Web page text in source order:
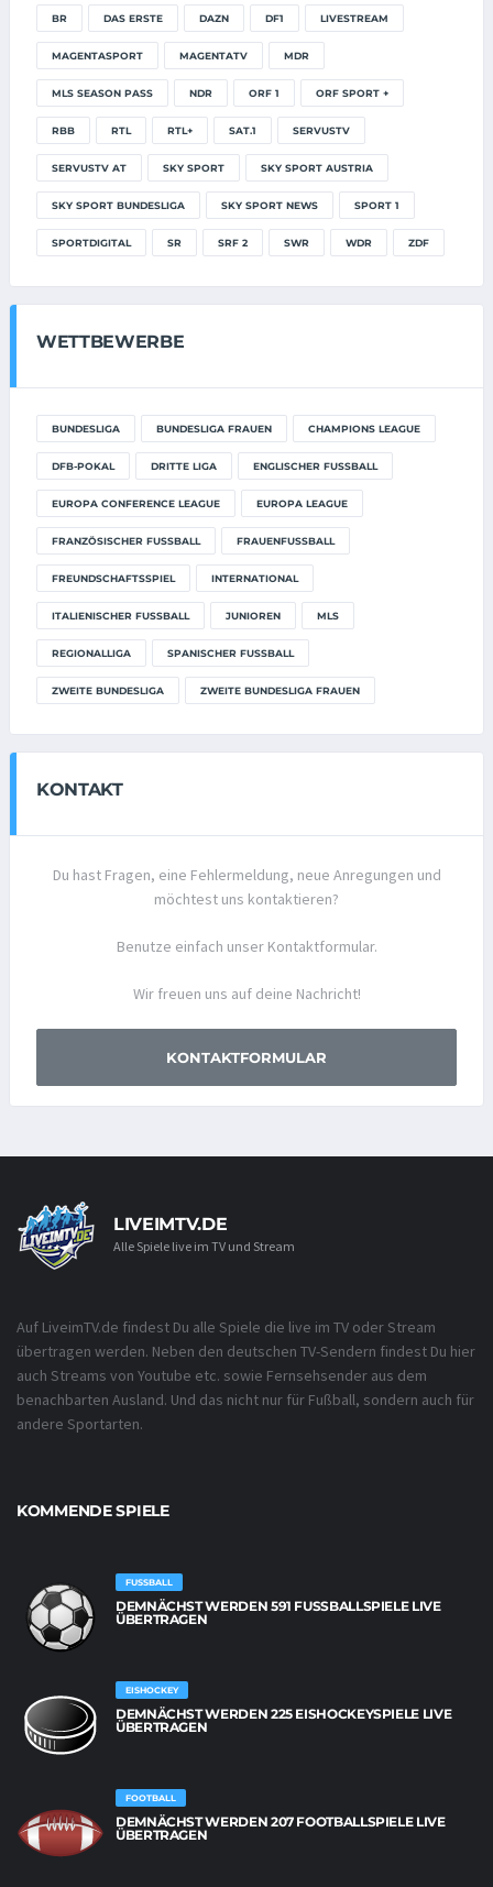
BR DAS ERSTE DAZN DF1 LIVESTREAM
MAGENTASPORT MAGENTATV MDR
MLS SEASON PASS NDR ORF 1 ORF SPORT +
RBB RTL RTL+ SAT.1 SERVUSTV
SERVUSTV AT SKY SPORT SKY SPORT AUSTRIA
SKY SPORT BUNDESLIGA SKY SPORT NEWS SPORT 1
SPORTDIGITAL SR SRF 2 SWR WDR ZDF
WETTBEWERBE
BUNDESLIGA BUNDESLIGA FRAUEN CHAMPIONS LEAGUE
DFB-POKAL DRITTE LIGA ENGLISCHER FUSSBALL
EUROPA CONFERENCE LEAGUE EUROPA LEAGUE
FRANZÖSISCHER FUSSBALL FRAUENFUSSBALL
FREUNDSCHAFTSSPIEL INTERNATIONAL
ITALIENISCHER FUSSBALL JUNIOREN MLS
REGIONALLIGA SPANISCHER FUSSBALL
ZWEITE BUNDESLIGA ZWEITE BUNDESLIGA FRAUEN
KONTAKT
Du hast Fragen, eine Fehlermeldung, neue Anregungen und
möchtest uns kontaktieren?
Benutze einfach unser Kontaktformular.
Wir freuen uns auf deine Nachricht!
KONTAKTFORMULAR
LIVEIMTV.DE
Alle Spiele live im TV und Stream
Auf LiveimTV.de findest Du alle Spiele die live im TV oder Stream
übertragen werden. Neben den deutschen TV-Sendern findest Du hier
auch Streams von Youtube etc. sowie Fernsehsender aus dem
benachbarten Ausland. Und das nicht nur für Fußball, sondern auch für
andere Sportarten.
KOMMENDE SPIELE
FUSSBALL
DEMNÄCHST WERDEN 591 FUSSBALLSPIELE LIVE Ü
BERTRAGEN
EISHOCKEY
DEMNÄCHST WERDEN 225 EISHOCKEYSPIELE LIVE
ÜBERTRAGEN
FOOTBALL
DEMNÄCHST WERDEN 207 FOOTBALLSPIELE LIVE
ÜBERTRAGEN